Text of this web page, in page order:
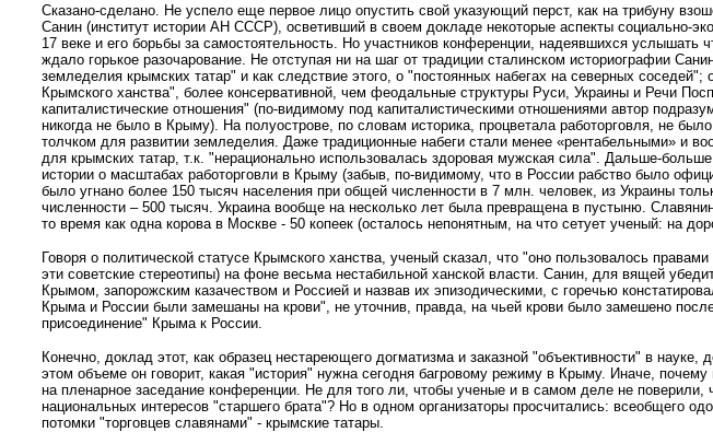
Сказано-сделано. Не успело еще первое лицо опустить свой указующий перст, как на трибуну
Санин (институт истории АН СССР), осветивший в своем докладе некоторые аспекты социально-
17 веке и его борьбы за самостоятельность. Но участников конференции, надеявшихся услышать
ждало горькое разочарование. Не отступая ни на шаг от традиции сталинском историографии
земледелия крымских татар" и как следствие этого, о "постоянных набегах на северных
Крымского ханства", более консервативной, чем феодальные структуры Руси, Украины и Речи
капиталистические отношения" (по-видимому под капиталистическими отношениями автор
никогда не было в Крыму). На полуострове, по словам историка, процветала работорговля, не
толчком для развитии земледелия. Даже традиционные набеги стали менее «рентабельными» и
для крымских татар, т.к. "нерационально использовалась здоровая мужская сила". Дальше-
истории о масштабах работорговли в Крыму (забыв, по-видимому, что в России рабство было
было угнано более 150 тысяч населения при общей численности в 7 млн. человек, из Украины
численности – 500 тысяч. Украина вообще на несколько лет была превращена в пустыню.
то время как одна корова в Москве - 50 копеек (осталось непонятным, на что сетует ученый: на
Говоря о политической статусе Крымского ханства, ученый сказал, что "оно пользовалось
эти советские стереотипы) на фоне весьма нестабильной ханской власти. Санин, для вящей
Крымом, запорожским казачеством и Россией и назвав их эпизодическими, с горечью
Крыма и России были замешаны на крови", не уточнив, правда, на чьей крови было замешено
присоединение" Крыма к России.
Конечно, доклад этот, как образец нестареющего догматизма и заказной "объективности" в
этом объеме он говорит, какая "история" нужна сегодня багровому режиму в Крыму. Иначе,
на пленарное заседание конференции. Не для того ли, чтобы ученые и в самом деле не поверили,
национальных интересов "старшего брата"? Но в одном организаторы просчитались: всеобщего
потомки "торговцев славянами" - крымские татары.